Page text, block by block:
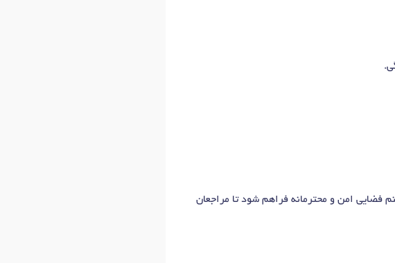
فضایی امن و محترمانه فراهم شود تا مراجعان